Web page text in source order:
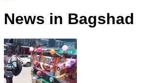
News in Bagshad